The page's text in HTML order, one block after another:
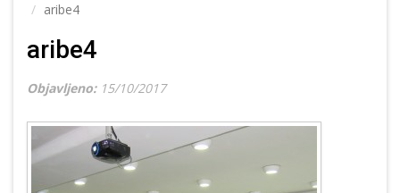
aribe4
aribe4
Objavljeno: 15/10/2017